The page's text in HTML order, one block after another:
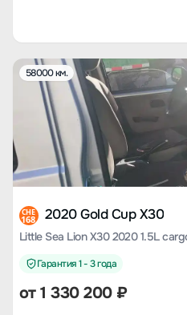
58000 км.
CHE
168 2020 Gold Cup X30
Гарантия 1 - 3 года
от1 330 200₽